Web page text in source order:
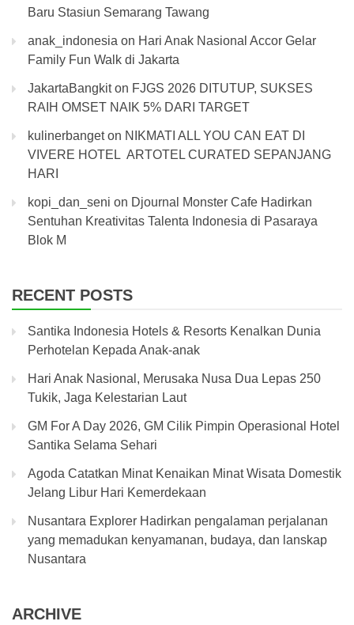
Baru Stasiun Semarang Tawang
anak_indonesia on Hari Anak Nasional Accor Gelar
Family Fun Walk di Jakarta
JakartaBangkiton FJGS 2026 DITUTUP, SUKSES
RAIH OMSET NAIK 5% DARI TARGET
kulinerbangeton NIKMATI ALL YOU CAN EAT DI
VIVERE HOTEL ARTOTEL CURATED SEPANJANG
HARI
kopi_dan_seni on Djournal Monster Cafe Hadirkan
Sentuhan Kreativitas Talenta Indonesia di Pasaraya
Blok M
RECENT POSTS
Santika Indonesia Hotels & Resorts Kenalkan Dunia
Perhotelan Kepada Anak-anak
Hari Anak Nasional, Merusaka Nusa Dua Lepas 250
Tukik, Jaga Kelestarian Laut
GM For A Day 2026, GM Cilik Pimpin Operasional Hotel
Santika Selama Sehari
Agoda Catatkan Minat Kenaikan Minat Wisata Domestik
Jelang Libur Hari Kemerdekaan
Nusantara Explorer Hadirkan pengalaman perjalanan
yang memadukan kenyamanan, budaya, dan lanskap
Nusantara
ARCHIVE